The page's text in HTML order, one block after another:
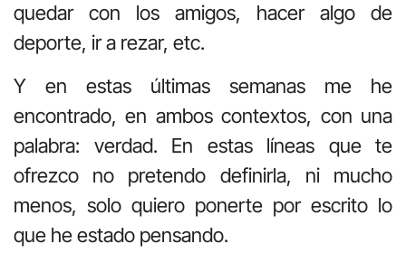
quedar con los amigos, hacer algo de
deporte, ir a rezar, etc.
Y en estas últimas semanas me he
encontrado, en ambos contextos, con una
palabra: verdad. En estas líneas que te
ofrezco no pretendo definirla, ni mucho
menos, solo quiero ponerte por escrito lo
que he estado pensando.